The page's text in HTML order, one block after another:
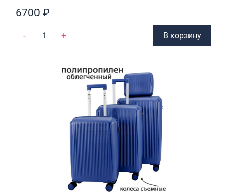
6700 ₽
- + В корзину